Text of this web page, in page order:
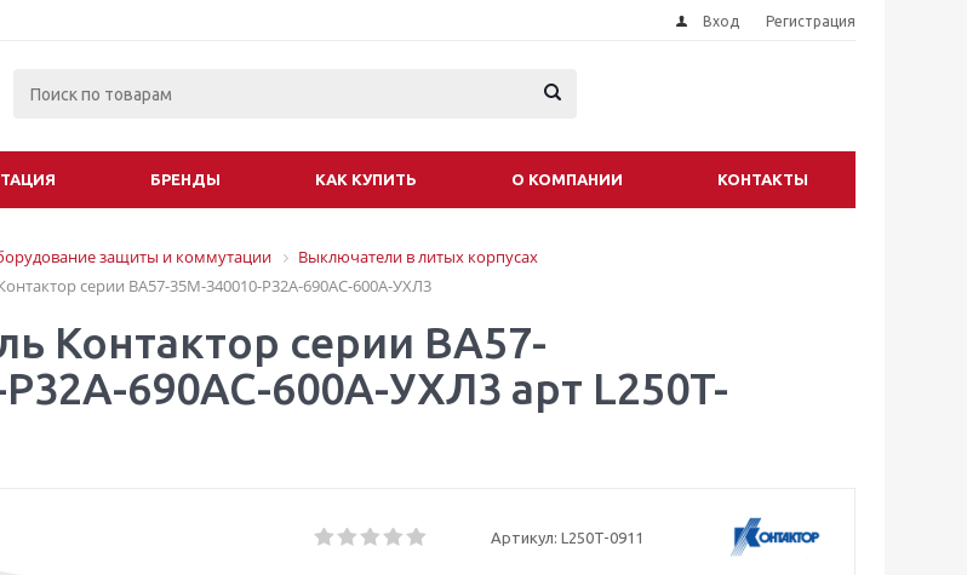
Вход Регистрация
БРЕНДЫ КАК КУПИТЬ О КОМПАНИИ КОНТАКТЫ
защиты и коммутации
Выключатели в литых корпусах
серии ВА57-35М-340010-Р32А-690АС-600А-УХЛ3
Контактор серии ВА57-
690АС-600А-УХЛ3 арт L250T-
Артикул: L250T-0911